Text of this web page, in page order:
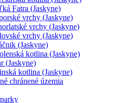
Fatra (Jaskyne)
vrchy (Jaskyne)
vrchy (Jaskyne)
vrchy (Jaskyne)
(Jaskyne)
kotlina (Jaskyne)
(Jaskyne)
kotlina (Jaskyne)
chránené územia